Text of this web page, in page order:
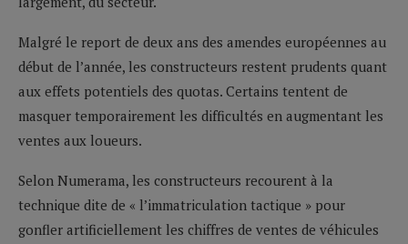
Malgré le report de deux ans des amendes européennes au
début de l’année, les constructeurs restent prudents quant
aux effets potentiels des quotas. Certains tentent de
masquer temporairement les difficultés en augmentant les
ventes aux loueurs.
Selon Numerama, les constructeurs recourent à la
technique dite de « l’immatriculation tactique » pour
gonfler artificiellement les chiffres de ventes de véhicules